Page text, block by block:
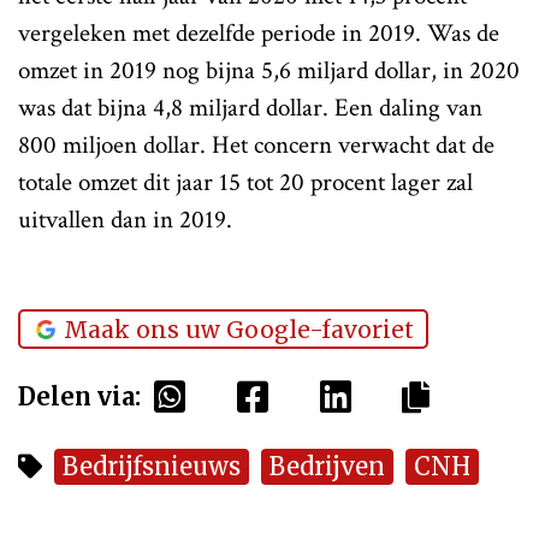
vergeleken met dezelfde periode in 2019. Was de
omzet in 2019 nog bijna 5,6 miljard dollar, in 2020
was dat bijna 4,8 miljard dollar. Een daling van
800 miljoen dollar. Het concern verwacht dat de
totale omzet dit jaar 15 tot 20 procent lager zal
uitvallen dan in 2019.
Maak ons uw Google-favoriet
Delen via:
Bedrijfsnieuws Bedrijven CNH